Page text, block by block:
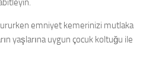
emniyet kemerinizi mutlaka
yaşlarına uygun çocuk koltuğu ile